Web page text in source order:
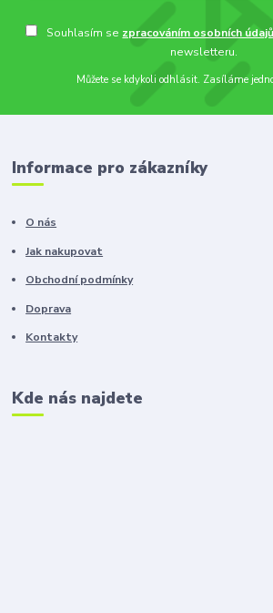
Souhlasím se zpracováním osobních údajů
newsletteru.
Můžete se kdykoli odhlásit. Zasíláme
Informace pro zákazníky
O nás
Jak nakupovat
Obchodní podmínky
Doprava
Kontakty
Kde nás najdete